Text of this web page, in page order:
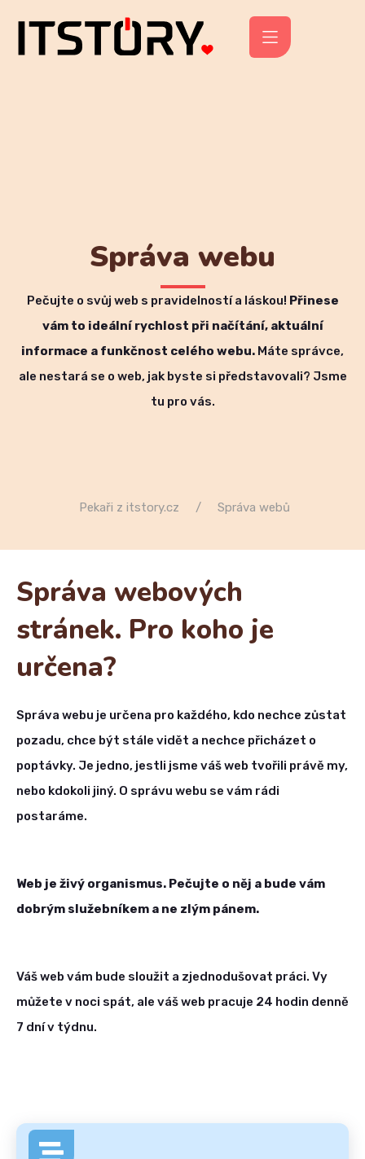
Správa webu
Pečujte o svůj web s pravidelností a láskou! Přinese
vám to ideální rychlost při načítání, aktuální
informace a funkčnost celého webu. Máte správce,
ale nestará se o web, jak byste si představovali? Jsme
tu pro vás.
Pekaři z itstory.cz Správa webů
Správa webových
stránek. Pro koho je
určena?
Správa webu je určena pro každého, kdo nechce zůstat
pozadu, chce být stále vidět a nechce přicházet o
poptávky. Je jedno, jestli jsme váš web tvořili právě my,
nebo kdokoli jiný. O správu webu se vám rádi
postaráme.
Web je živý organismus. Pečujte o něj a bude vám
dobrým služebníkem a ne zlým pánem.
Váš web vám bude sloužit a zjednodušovat práci. Vy
můžete v noci spát, ale váš web pracuje 24 hodin denně
7 dní v týdnu.